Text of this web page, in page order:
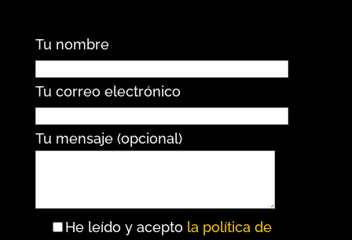
Tu nombre
Tu correo electrónico
Tu mensaje (opcional)
He leído y acepto la política de